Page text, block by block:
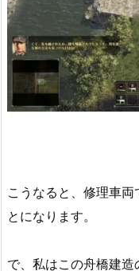
こうなると、修理車
とになります。
で、私はこの舟橋建